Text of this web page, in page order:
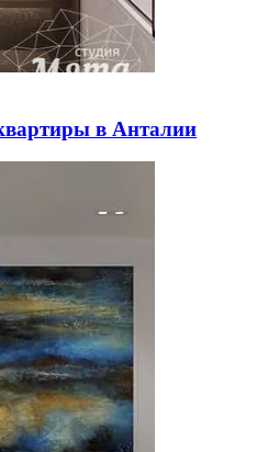
в Анталии